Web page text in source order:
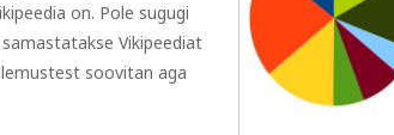
on. Pole sugugi
Vikipeediat
soovitan aga